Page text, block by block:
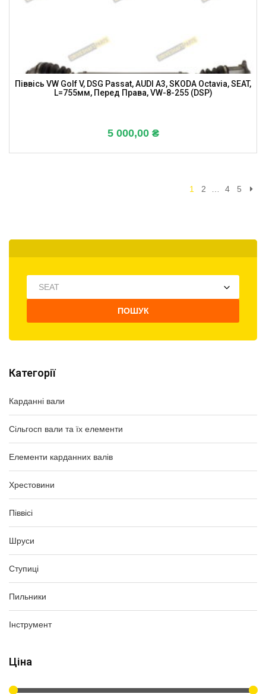
SEAT
ПОШУК
Категорії
Карданні вали
Сільгосп вали та їх елементи
Елементи карданних валів
Хрестовини
Піввісі
Шруси
Ступиці
Пильники
Інструмент
Ціна
Піввісь VW Golf V, DSG Passat, AUDI A3, SKODA Octavia, SEAT,
L=755мм, Перед Права, VW-8-255 (DSP)
5 000,00 ₴
1 2 … 4 5